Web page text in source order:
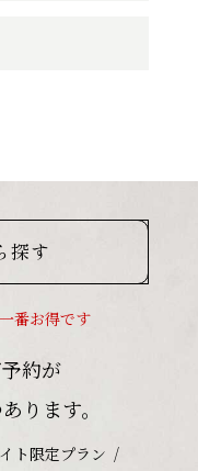
探す
番お得です
約が
ります。
ト限定プラン